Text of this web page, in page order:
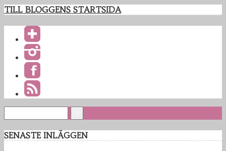
TILL BLOGGENS STARTSIDA
SENASTE INLÄGGEN